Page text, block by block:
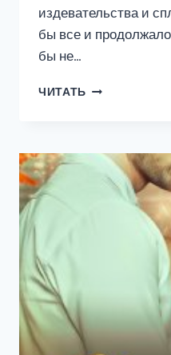
издевательства и
бы все и
бы не…
ЧИТАТЬ МОЙ